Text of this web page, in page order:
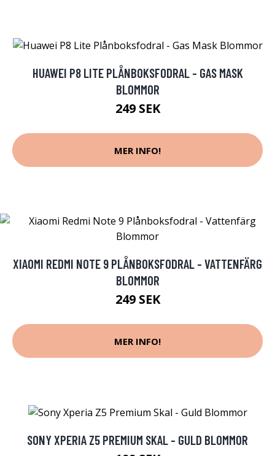
HUAWEI P8 LITE PLÅNBOKSFODRAL - GAS MASK
BLOMMOR
249 SEK
MER INFO!
XIAOMI REDMI NOTE 9 PLÅNBOKSFODRAL - VATTENFÄRG
BLOMMOR
249 SEK
MER INFO!
SONY XPERIA Z5 PREMIUM SKAL - GULD BLOMMOR